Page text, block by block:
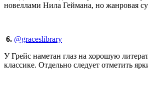
новеллами Нила Геймана, но жанровая
6. @graceslibrary
У Грейс наметан глаз на хорошую
классике. Отдельно следует отметить